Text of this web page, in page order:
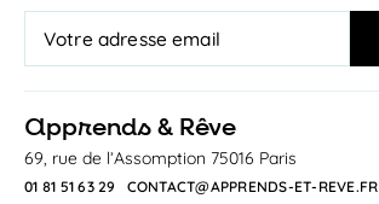
apprends & Rêve
69, rue de l’Assomption 75016 Paris
01 81 51 63 29 CONTACT@APPRENDS-ET-REVE.FR